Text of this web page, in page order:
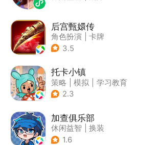
后宫甄嬛传
角色扮演
卡牌
| 架空历史
3.5
托卡小镇
策略 模拟
学习教育
| Q版
2.3
加查俱乐部
休闲益智
换装
1.6